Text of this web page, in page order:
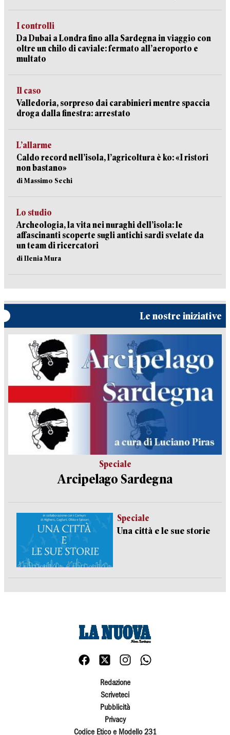
I controlli
Da Dubai a Londra fino alla Sardegna in viaggio con
oltre un chilo di caviale: fermato all’aeroporto e
multato
Il caso
Valledoria, sorpreso dai carabinieri mentre spaccia
droga dalla finestra: arrestato
L’allarme
Caldo record nell’isola, l’agricoltura è ko: «I ristori
non bastano»
di Massimo Sechi
Lo studio
Archeologia, la vita nei nuraghi dell’isola: le
affascinanti scoperte sugli antichi sardi svelate da
un team di ricercatori
di Ilenia Mura
Le nostre iniziative
Speciale
Arcipelago Sardegna
Speciale
Una città e le sue storie
Redazione
Scriveteci
Pubblicità
Privacy
Codice Etico e Modello 231